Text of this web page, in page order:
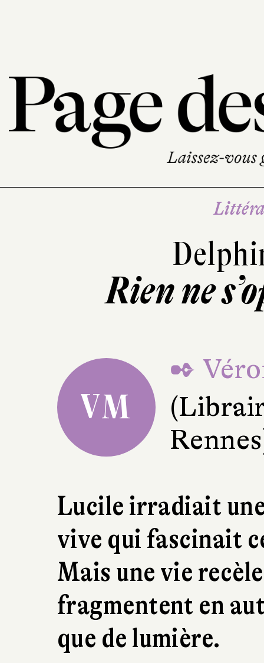
Rien ne
VM
✒
Lucile irradiait
vive qui fascinait
Mais une vie
fragmentent en
que de lumière.